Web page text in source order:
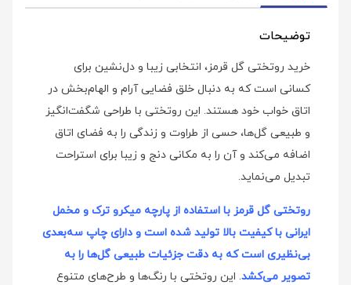
توضیحات
خرید روتختی گل قرمز، انتخابی زیبا و دل‌نشین برای
کسانی است که به دنبال خلق فضایی آرام و الهام‌بخش در
اتاق خواب خود هستند. این روتختی با طراحی شگفت‌انگیز
و طبیعی گل‌ها، حسی از طراوت و زندگی را به فضای اتاق
اضافه می‌کند و آن را به مکانی دنج و زیبا برای استراحت
تبدیل می‌نماید.
روتختی گل قرمز با استفاده از پارچه میکرو ترک و مخمل
ایرانی با کیفیت بالا تولید شده است و دارای چاپ سه‌بعدی
بی‌نظیری است که به دقت جزئیات طبیعی گل‌ها را به
تصویر می‌کشد. این روتختی با رنگ‌ها و طرح‌های متنوع